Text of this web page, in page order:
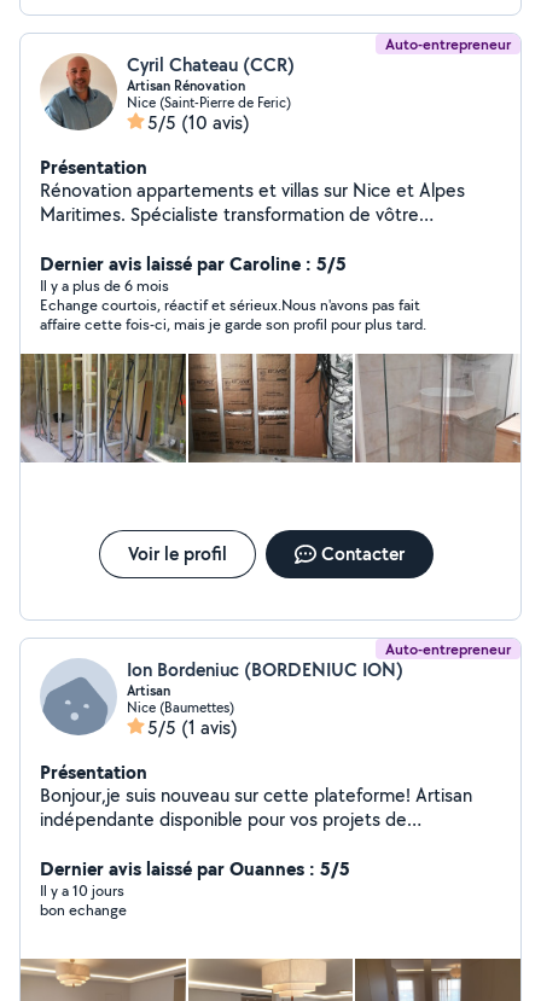
Auto-entrepreneur
Cyril Chateau (CCR)
Artisan Rénovation
Nice (Saint-Pierre de Feric)
5/5 (10 avis)
Présentation
Rénovation appartements et villas sur Nice et Alpes
Maritimes. Spécialiste transformation de vôtre
Peintures en Bâtiment Plaquiste PLACO Murs, Isolation
thermique et phonique par l'intérieur. Faux Plafonds
Pose Parquet flottant Enduits décoratifs et béton ciré
Dernier avis laissé par Caroline : 5/5
Il y a plus de 6 mois
Echange courtois, réactif et sérieux.Nous n'avons pas fait
affaire cette fois-ci, mais je garde son profil pour plus tard.
Voir le profil Contacter
Auto-entrepreneur
Ion Bordeniuc (BORDENIUC ION)
Artisan
Nice (Baumettes)
5/5 (1 avis)
Présentation
Bonjour,je suis nouveau sur cette plateforme! Artisan
indépendante disponible pour vos projets de
Dernier avis laissé par Ouannes : 5/5
Il y a 10 jours
bon echange